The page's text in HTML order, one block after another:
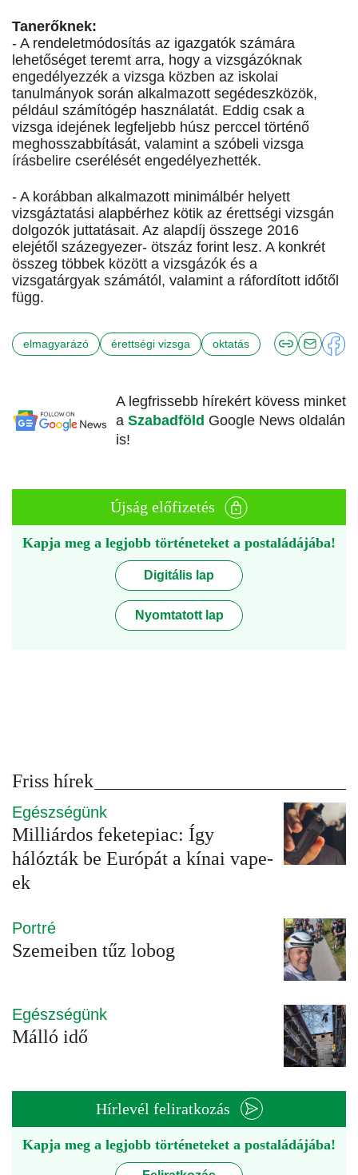
Tanerőknek:
- A rendeletmódosítás az igazgatók számára
lehetőséget teremt arra, hogy a vizsgázóknak
engedélyezzék a vizsga közben az iskolai
tanulmányok során alkalmazott segédeszközök,
például számítógép használatát. Eddig csak a
vizsga idejének legfeljebb húsz perccel történő
meghosszabbítását, valamint a szóbeli vizsga
írásbelire cserélését engedélyezhették.
- A korábban alkalmazott minimálbér helyett
vizsgáztatási alapbérhez kötik az érettségi vizsgán
dolgozók juttatásait. Az alapdíj összege 2016
elejétől százegyezer- ötszáz forint lesz. A konkrét
összeg többek között a vizsgázók és a
vizsgatárgyak számától, valamint a ráfordított időtől
függ.
elmagyarázó érettségi vizsga oktatás
A legfrissebb hírekért kövess minket
a Szabadföld Google News oldalán
is!
Újság előfizetés
Kapja meg a legjobb történeteket a postaládájába!
Digitális lap
Nyomtatott lap
Friss hírek
Egészségünk
Milliárdos feketepiac: Így
hálózták be Európát a kínai vape-
ek
Portré
Szemeiben tűz lobog
Egészségünk
Málló idő
Hírlevél feliratkozás
Kapja meg a legjobb történeteket a postaládájába!